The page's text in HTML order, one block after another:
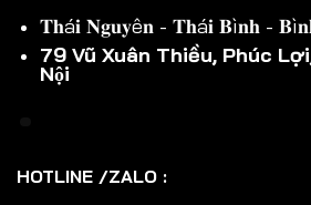
𝐓𝐡á𝐢 𝐍𝐠𝐮𝐲ê𝐧 - 𝐓𝐡á𝐢 𝐁ì𝐧𝐡 -
79 Vũ Xuân Thiều, Phúc
Nội
HOTLINE /ZALO :